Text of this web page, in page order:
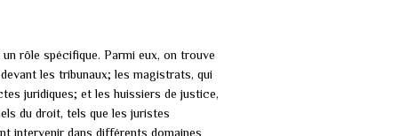
rôle spécifique. Parmi eux, on trouve
les tribunaux; les magistrats, qui
juridiques; et les huissiers de justice,
du droit, tels que les juristes
intervenir dans différents domaines